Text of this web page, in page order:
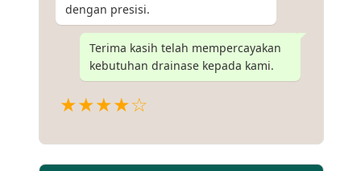
dengan presisi.
Terima kasih telah mempercayakan
kebutuhan drainase kepada kami.
★★★★☆